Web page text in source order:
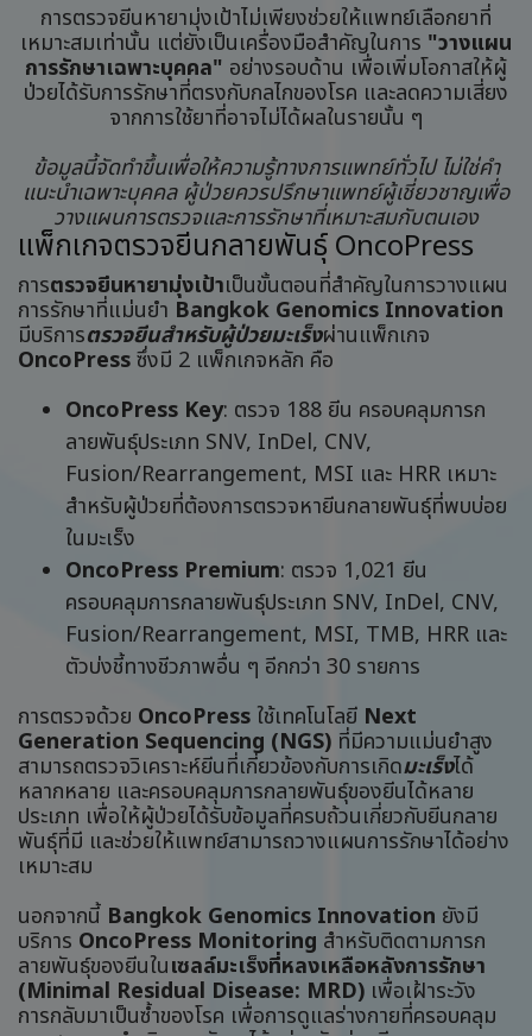
การตรวจยีนหายามุ่งเป้าไม่เพียงช่วยให้แพทย์เลือกยาที่
เหมาะสมเท่านั้น แต่ยังเป็นเครื่องมือสำคัญในการ "วางแผน
การรักษาเฉพาะบุคคล" อย่างรอบด้าน เพื่อเพิ่มโอกาสให้ผู้
ป่วยได้รับการรักษาที่ตรงกับกลไกของโรค และลดความเสี่ยง
จากการใช้ยาที่อาจไม่ได้ผลในรายนั้น ๆ
ข้อมูลนี้จัดทำขึ้นเพื่อให้ความรู้ทางการแพทย์ทั่วไป ไม่ใช่คำ
แนะนำเฉพาะบุคคล ผู้ป่วยควรปรึกษาแพทย์ผู้เชี่ยวชาญเพื่อ
วางแผนการตรวจและการรักษาที่เหมาะสมกับตนเอง
แพ็กเกจตรวจยีนกลายพันธุ์ OncoPress
การตรวจยีนหายามุ่งเป้าเป็นขั้นตอนที่สำคัญในการวางแผน
การรักษาที่แม่นยำ Bangkok Genomics Innovation
มีบริการตรวจยีนสำหรับผู้ป่วยมะเร็งผ่านแพ็กเกจ
OncoPressซึ่งมี 2 แพ็กเกจหลัก คือ
OncoPress Key: ตรวจ 188 ยีน ครอบคลุมการก
ลายพันธุ์ประเภท SNV, InDel, CNV,
Fusion/Rearrangement, MSI และ HRR เหมาะ
สำหรับผู้ป่วยที่ต้องการตรวจหายีนกลายพันธุ์ที่พบบ่อย
ในมะเร็ง
OncoPress Premium: ตรวจ 1,021 ยีน
ครอบคลุมการกลายพันธุ์ประเภท SNV, InDel, CNV,
Fusion/Rearrangement, MSI, TMB, HRR และ
ตัวบ่งชี้ทางชีวภาพอื่น ๆ อีกกว่า 30 รายการ
การตรวจด้วย OncoPress ใช้เทคโนโลยี Next
Generation Sequencing (NGS) ที่มีความแม่นยำสูง
สามารถตรวจวิเคราะห์ยีนที่เกี่ยวข้องกับการเกิดมะเร็งได้
หลากหลาย และครอบคลุมการกลายพันธุ์ของยีนได้หลาย
ประเภท เพื่อให้ผู้ป่วยได้รับข้อมูลที่ครบถ้วนเกี่ยวกับยีนกลาย
พันธุ์ที่มี และช่วยให้แพทย์สามารถวางแผนการรักษาได้อย่าง
เหมาะสม
นอกจากนี้ Bangkok Genomics Innovation ยังมี
บริการ OncoPress Monitoring สำหรับติดตามการก
ลายพันธุ์ของยีนในเซลล์มะเร็งที่หลงเหลือหลังการรักษา
(Minimal Residual Disease: MRD) เพื่อเฝ้าระวัง
การกลับมาเป็นซ้ำของโรค เพื่อการดูแลร่างกายที่ครอบคลุม